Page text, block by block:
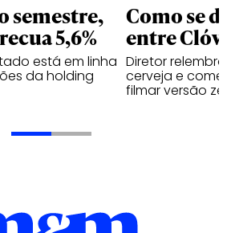
semestre,
5,6%
está em linha
da holding
Como se
entre
Diretor
cerveja e
filmar versão